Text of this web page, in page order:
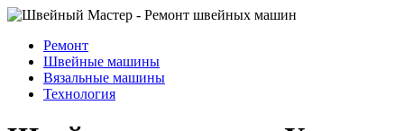
Ремонт
Швейные машины
Вязальные машины
Технология